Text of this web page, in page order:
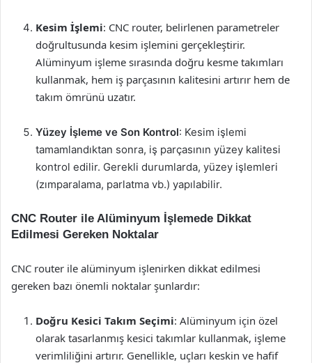
Kesim İşlemi: CNC router, belirlenen parametreler
doğrultusunda kesim işlemini gerçekleştirir.
Alüminyum işleme sırasında doğru kesme takımları
kullanmak, hem iş parçasının kalitesini artırır hem de
takım ömrünü uzatır.
Yüzey İşleme ve Son Kontrol: Kesim işlemi
tamamlandıktan sonra, iş parçasının yüzey kalitesi
kontrol edilir. Gerekli durumlarda, yüzey işlemleri
(zımparalama, parlatma vb.) yapılabilir.
CNC Router ile Alüminyum İşlemede Dikkat
Edilmesi Gereken Noktalar
CNC router ile alüminyum işlenirken dikkat edilmesi
gereken bazı önemli noktalar şunlardır:
Doğru Kesici Takım Seçimi: Alüminyum için özel
olarak tasarlanmış kesici takımlar kullanmak, işleme
verimliliğini artırır. Genellikle, uçları keskin ve hafif